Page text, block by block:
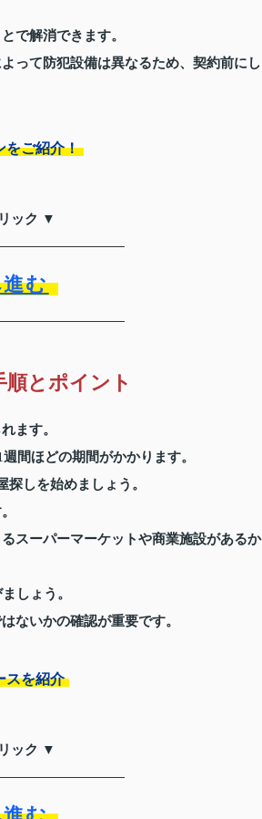
で解消できます。
って防犯設備は異なるため、契約前にし
をご紹介！
ック ▼
む
とポイント
ます。
間ほどの期間がかかります。
しを始めましょう。
スーパーマーケットや商業施設があるか
しょう。
ないかの確認が重要です。
スを紹介
ック ▼